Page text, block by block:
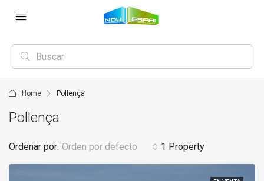
Home Pollença
Pollença
1 Property
Ordenar por: Orden por defecto